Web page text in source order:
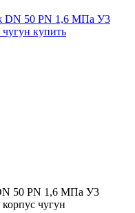
50 PN 1,6 МПа У3
чугун